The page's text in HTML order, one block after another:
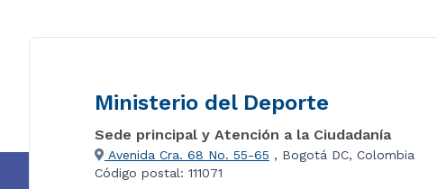
Ministerio del Deporte
Sede principal y Atención a la Ciudadanía
Avenida Cra. 68 No. 55-65 , Bogotá DC, Colombia
Código postal: 111071